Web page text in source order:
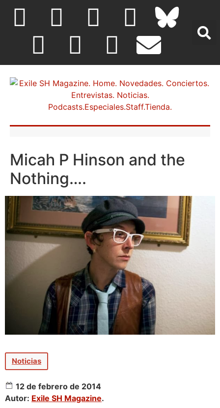
Micah P Hinson and the
Nothing….
Noticias
12 de febrero de 2014
Autor: Exile SH Magazine.